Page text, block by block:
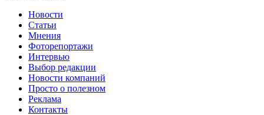
Новости
Статьи
Мнения
Фоторепортажи
Интервью
Выбор редакции
Новости компаний
Просто о полезном
Реклама
Контакты